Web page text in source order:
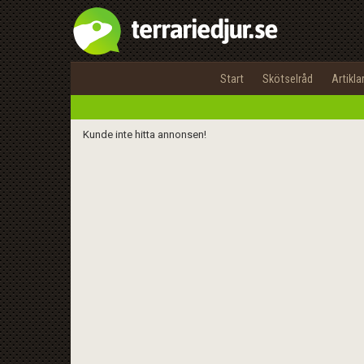
Start Skötselråd Artiklar
Kunde inte hitta annonsen!